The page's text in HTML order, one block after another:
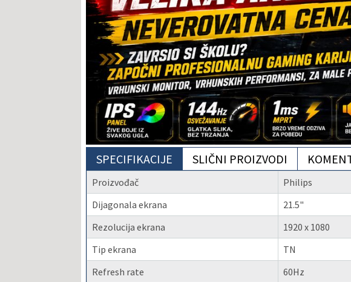
SPECIFIKACIJE SLIČNI PROIZVODI
Proizvođač
Philips
Dijagonala ekrana
21.5"
Rezolucija ekrana
1920 x 1080
Tip ekrana
TN
Refresh rate
60Hz